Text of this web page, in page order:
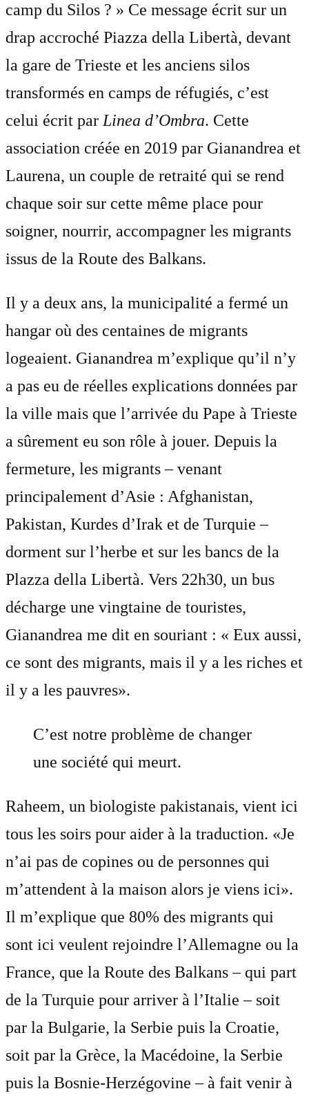
camp du Silos ? » Ce message écrit sur un
drap accroché Piazza della Libertà, devant
la gare de Trieste et les anciens silos
transformés en camps de réfugiés, c’est
celui écrit parLinea d’Ombra. Cette
association créée en 2019 par Gianandrea et
Laurena, un couple de retraité qui se rend
chaque soir sur cette même place pour
soigner, nourrir, accompagner les migrants
issus de la Route des Balkans.
Il y a deux ans, la municipalité a fermé un
hangar où des centaines de migrants
logeaient. Gianandrea m’explique qu’il n’y
a pas eu de réelles explications données par
la ville mais que l’arrivée du Pape à Trieste
a sûrement eu son rôle à jouer. Depuis la
fermeture, les migrants – venant
principalement d’Asie : Afghanistan,
Pakistan, Kurdes d’Irak et de Turquie –
dorment sur l’herbe et sur les bancs de la
Plazza della Libertà. Vers 22h30, un bus
décharge une vingtaine de touristes,
Gianandrea me dit en souriant : « Eux aussi,
ce sont des migrants, mais il y a les riches et
il y a les pauvres».
C’est notre problème de changer
une société qui meurt.
Raheem, un biologiste pakistanais, vient ici
tous les soirs pour aider à la traduction. «Je
n’ai pas de copines ou de personnes qui
m’attendent à la maison alors je viens ici».
Il m’explique que 80% des migrants qui
sont ici veulent rejoindre l’Allemagne ou la
France, que la Route des Balkans – qui part
de la Turquie pour arriver à l’Italie – soit
par la Bulgarie, la Serbie puis la Croatie,
soit par la Grèce, la Macédoine, la Serbie
puis la Bosnie-Herzégovine – à fait venir à